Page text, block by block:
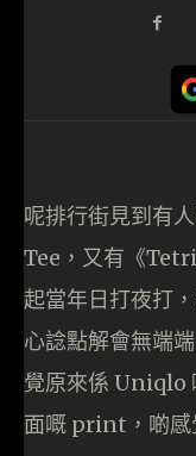
呢排行街見到有
Tee，又有《
起當年日打夜打
心諗點解會無端
覺原來係 Uniqlo
面嘅 print，啲感